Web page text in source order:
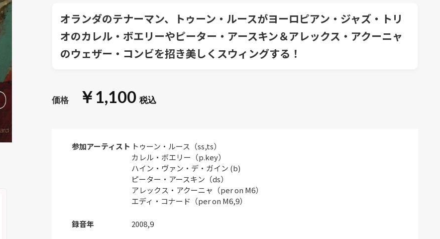
オランダのテナーマン、トゥーン・ルースがヨーロピアン・ジャズ・トリ
オのカレル・ボエリーやピーター・アースキン＆アレックス・アクーニャ
のウェザー・コンビを招き美しくスウィングする！
￥1,100
参加アーティスト トゥーン・ルース（ss,ts）
カレル・ボエリー（p.key）
ハイン・ヴァン・デ・ガイン (b)
ピーター・アースキン（ds）
アレックス・アクーニャ（per on M6）
エディ・コナード（per on M6,9）
録音年 2008,9